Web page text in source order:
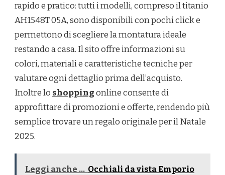
rapido e pratico: tutti i modelli, compreso il titanio
AH1548T 05A, sono disponibili con pochi click e
permettono di scegliere la montatura ideale
restando a casa. Il sito offre informazioni su
colori, materiali e caratteristiche tecniche per
valutare ogni dettaglio prima dell’acquisto.
Inoltre lo shoppingonline consente di
approfittare di promozioni e offerte, rendendo più
semplice trovare un regalo originale per il Natale
2025.
Leggi anche ... Occhiali da vista Emporio